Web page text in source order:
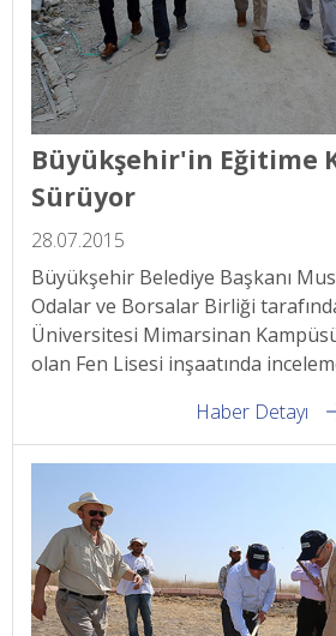
Büyükşehir'in Eğitime
Sürüyor
28.07.2015
Büyükşehir Belediye Başkanı
Odalar ve Borsalar Birliği
Üniversitesi Mimarsinan
olan Fen Lisesi inşaatında
Haber Detayı